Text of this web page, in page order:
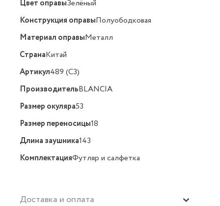
Цвет оправыЗелёный
Конструкция оправыПолуободковая
Материал оправыМеталл
СтранаКитай
Артикул489 (C3)
ПроизводительBLANCIA
Размер окуляра53
Размер переносицы18
Длина заушника143
КомплектацияФутляр и салфетка
Доставка и оплата